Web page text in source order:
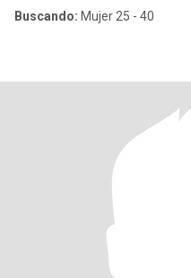
Buscando: Mujer 25 - 40